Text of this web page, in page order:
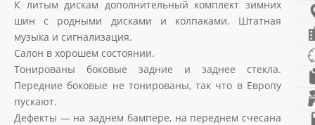
К литым дискам дополнительный комплект зимних
шин с родными дисками и колпаками. Штатная
музыка и сигнализация.
Салон в хорошем состоянии.
Тонированы боковые задние и заднее стекла.
Передние боковые не тонированы, так что в Европу
пускают.
Дефекты — на заднем бампере, на переднем счесана